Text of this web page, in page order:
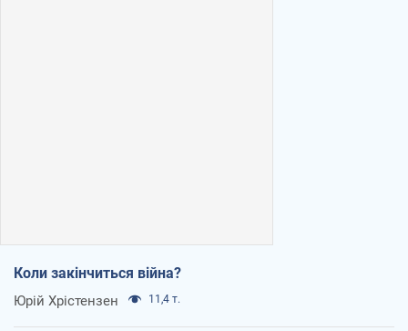
Коли закінчиться війна?
Юрій Хрістензен 11,4 т.